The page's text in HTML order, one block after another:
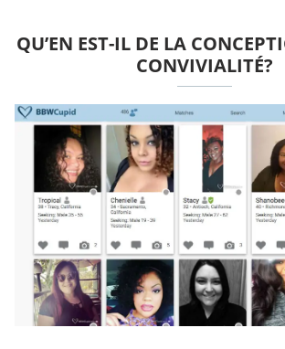
QU’EN EST-IL DE LA
CONVIVIALITÉ?